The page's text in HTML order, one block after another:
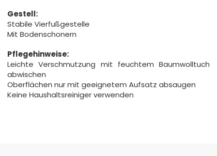
Gestell:
Stabile Vierfußgestelle
Mit Bodenschonern
Pflegehinweise:
Leichte Verschmutzung mit feuchtem Baumwolltuch
abwischen
Oberflächen nur mit geeignetem Aufsatz absaugen
Keine Haushaltsreiniger verwenden